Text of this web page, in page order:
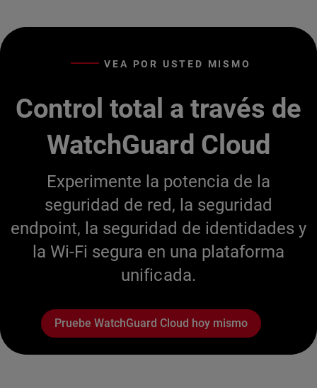
VEA POR USTED MISMO
Control total a través de
WatchGuard Cloud
Experimente la potencia de la
seguridad de red, la seguridad
endpoint, la seguridad de identidades y
la Wi-Fi segura en una plataforma
unificada.
Pruebe WatchGuard Cloud hoy mismo